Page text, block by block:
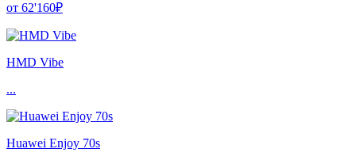
от 62'160₽
HMD Vibe
...
Huawei Enjoy 70s